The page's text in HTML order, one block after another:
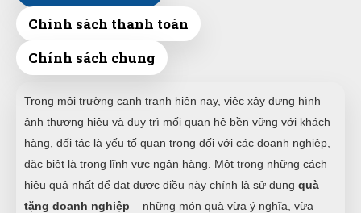
Chính sách thanh toán
Chính sách chung
Trong môi trường cạnh tranh hiện nay, việc xây dựng hình
ảnh thương hiệu và duy trì mối quan hệ bền vững với khách
hàng, đối tác là yếu tố quan trọng đối với các doanh nghiệp,
đặc biệt là trong lĩnh vực ngân hàng. Một trong những cách
hiệu quả nhất để đạt được điều này chính là sử dụng quà
tặng doanh nghiệp – những món quà vừa ý nghĩa, vừa